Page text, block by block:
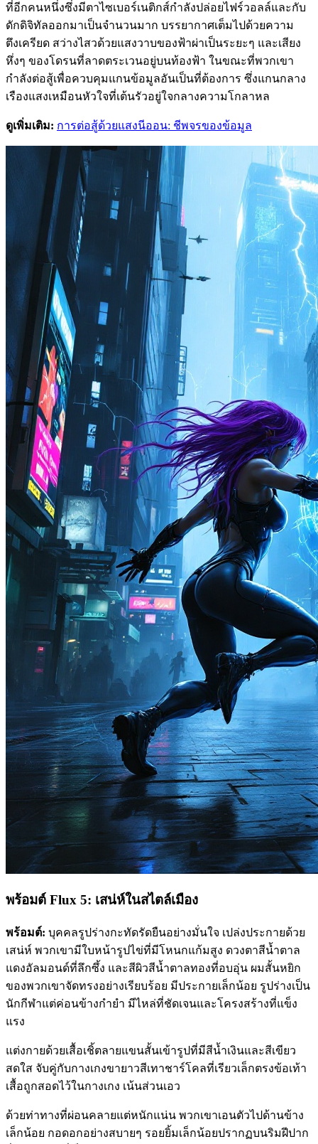
ที่อีกคนหนึ่งซึ่งมีตาไซเบอร์เนติกส์กำลังปล่อยไฟร์วอลล์และกับ
ดักดิจิทัลออกมาเป็นจำนวนมาก บรรยากาศเต็มไปด้วยความ
ตึงเครียด สว่างไสวด้วยแสงวาบของฟ้าผ่าเป็นระยะๆ และเสียง
หึ่งๆ ของโดรนที่ลาดตระเวนอยู่บนท้องฟ้า ในขณะที่พวกเขา
กำลังต่อสู้เพื่อควบคุมแกนข้อมูลอันเป็นที่ต้องการ ซึ่งแกนกลาง
เรืองแสงเหมือนหัวใจที่เต้นรัวอยู่ใจกลางความโกลาหล
ดูเพิ่มเติม: การต่อสู้ด้วยแสงนีออน: ชีพจรของข้อมูล
พร้อมต์ Flux 5: เสน่ห์ในสไตล์เมือง
พร้อมต์: บุคคลรูปร่างกะทัดรัดยืนอย่างมั่นใจ เปล่งประกายด้วย
เสน่ห์ พวกเขามีใบหน้ารูปไข่ที่มีโหนกแก้มสูง ดวงตาสีน้ำตาล
แดงอัลมอนด์ที่ลึกซึ้ง และสีผิวสีน้ำตาลทองที่อบอุ่น ผมสั้นหยิก
ของพวกเขาจัดทรงอย่างเรียบร้อย มีประกายเล็กน้อย รูปร่างเป็น
นักกีฬาแต่ค่อนข้างกำยำ มีไหล่ที่ชัดเจนและโครงสร้างที่แข็ง
แรง
แต่งกายด้วยเสื้อเชิ้ตลายแขนสั้นเข้ารูปที่มีสีน้ำเงินและสีเขียว
สดใส จับคู่กับกางเกงขายาวสีเทาชาร์โคลที่เรียวเล็กตรงข้อเท้า
เสื้อถูกสอดไว้ในกางเกง เน้นส่วนเอว
ด้วยท่าทางที่ผ่อนคลายแต่หนักแน่น พวกเขาเอนตัวไปด้านข้าง
เล็กน้อย กอดอกอย่างสบายๆ รอยยิ้มเล็กน้อยปรากฏบนริมฝีปาก